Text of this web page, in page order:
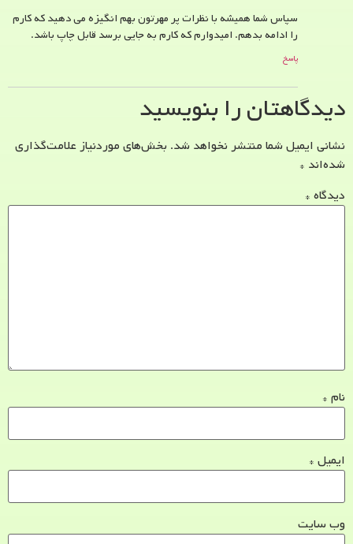
سپاس شما همیشه با نظرات پر مهرتون بهم انگیزه می دهید که کارم
را ادامه بدهم. امیدوارم که کارم به جایی برسد قابل چاپ باشد.
پاسخ
دیدگاهتان را بنویسید
نشانی ایمیل شما منتشر نخواهد شد. بخش‌های موردنیاز علامت‌گذاری
شده‌اند *
دیدگاه *
نام *
ایمیل *
وب‌ سایت